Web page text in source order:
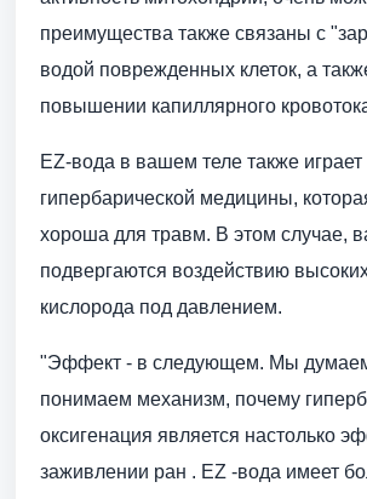
преимущества также связаны с
водой поврежденных клеток, а
повышении капиллярного
EZ-вода в вашем теле также играет
гипербарической медицины,
хороша для травм. В этом случае,
подвергаются воздействию
кислорода под давлением.
"Эффект - в следующем. Мы
понимаем механизм, почему
оксигенация является настолько
заживлении ран . EZ -вода имеет